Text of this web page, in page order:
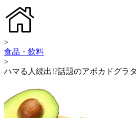
>
食品・飲料
>
ハマる人続出!?話題のアボカドグラ